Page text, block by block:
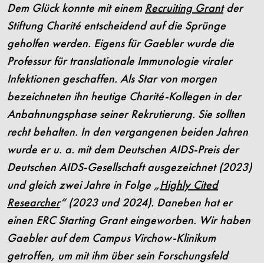
Dem Glück konnte mit einem Recruiting Grantder
Stiftung Charité entscheidend auf die Sprünge
geholfen werden. Eigens für Gaebler wurde die
Professur für translationale Immunologie viraler
Infektionen geschaffen. Als Star von morgen
bezeichneten ihn heutige Charité-Kollegen in der
Anbahnungsphase seiner Rekrutierung. Sie sollten
recht behalten. In den vergangenen beiden Jahren
wurde er u. a. mit dem Deutschen AIDS-Preis der
Deutschen AIDS-Gesellschaft ausgezeichnet (2023)
und gleich zwei Jahre in Folge „Highly Cited
Researcher“ (2023 und 2024). Daneben hat er
einen ERC Starting Grant eingeworben. Wir haben
Gaebler auf dem Campus Virchow-Klinikum
getroffen, um mit ihm über sein Forschungsfeld